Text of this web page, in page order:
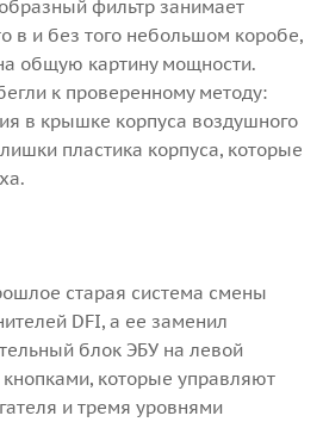
фильтр занимает
в и без того небольшом коробе,
общую картину мощности.
к проверенному методу:
в крышке корпуса воздушного
пластика корпуса, которые
старая система смены
DFI, а ее заменил
блок ЭБУ на левой
которые управляют
и тремя уровнями